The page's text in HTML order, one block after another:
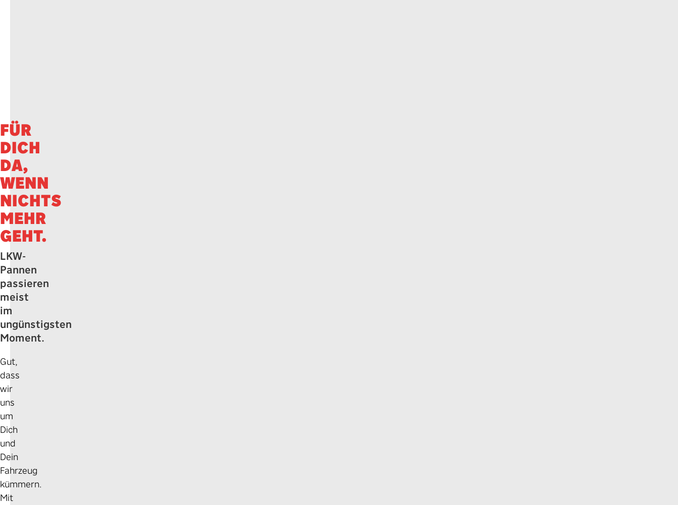
FÜR
DICH
DA,
WENN
NICHTS
MEHR
GEHT.
LKW-
Pannen
passieren
meist
im
ungünstigsten
Moment.
Gut,
dass
wir
uns
um
Dich
und
Dein
Fahrzeug
kümmern.
Mit